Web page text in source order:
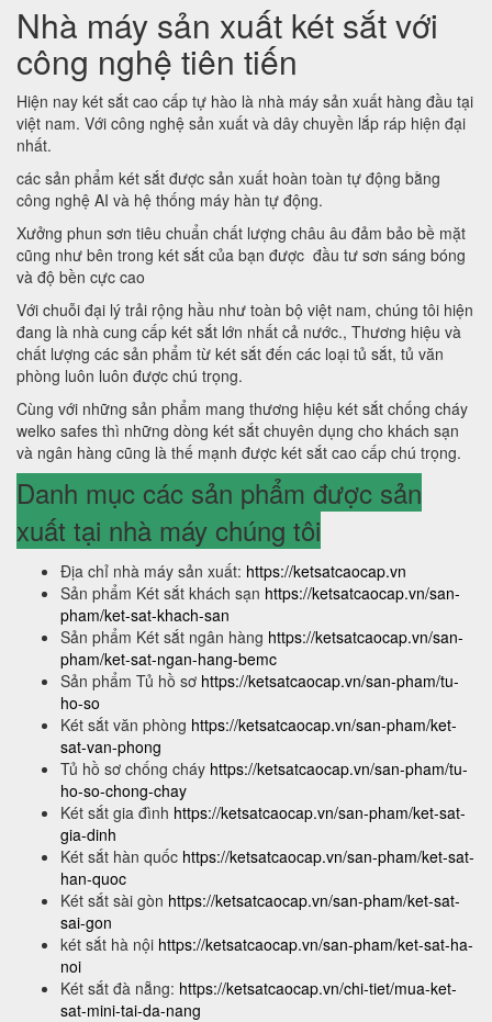
Nhà máy sản xuất két sắt với
công nghệ tiên tiến
Hiện nay két sắt cao cấp tự hào là nhà máy sản xuất hàng đầu tại
việt nam. Với công nghệ sản xuất và dây chuyền lắp ráp hiện đại
nhất.
các sản phẩm két sắt được sản xuất hoàn toàn tự động bằng
công nghệ AI và hệ thống máy hàn tự động.
Xưởng phun sơn tiêu chuẩn chất lượng châu âu đảm bảo bề mặt
cũng như bên trong két sắt của bạn được đầu tư sơn sáng bóng
và độ bền cực cao
Với chuỗi đại lý trải rộng hầu như toàn bộ việt nam, chúng tôi hiện
đang là nhà cung cấp két sắt lớn nhất cả nước., Thương hiệu và
chất lượng các sản phẩm từ két sắt đến các loại tủ sắt, tủ văn
phòng luôn luôn được chú trọng.
Cùng với những sản phẩm mang thương hiệu két sắt chống cháy
welko safes thì những dòng két sắt chuyên dụng cho khách sạn
và ngân hàng cũng là thế mạnh được két sắt cao cấp chú trọng.
Danh mục các sản phẩm được sản
xuất tại nhà máy chúng tôi
Địa chỉ nhà máy sản xuất: https://ketsatcaocap.vn
Sản phẩm Két sắt khách sạn https://ketsatcaocap.vn/san-
pham/ket-sat-khach-san
Sản phẩm Két sắt ngân hàng https://ketsatcaocap.vn/san-
pham/ket-sat-ngan-hang-bemc
Sản phẩm Tủ hồ sơ https://ketsatcaocap.vn/san-pham/tu-
ho-so
Két sắt văn phòng https://ketsatcaocap.vn/san-pham/ket-
sat-van-phong
Tủ hồ sơ chống cháy https://ketsatcaocap.vn/san-pham/tu-
ho-so-chong-chay
Két sắt gia đình https://ketsatcaocap.vn/san-pham/ket-sat-
gia-dinh
Két sắt hàn quốc https://ketsatcaocap.vn/san-pham/ket-sat-
han-quoc
Két sắt sài gòn https://ketsatcaocap.vn/san-pham/ket-sat-
sai-gon
két sắt hà nội https://ketsatcaocap.vn/san-pham/ket-sat-ha-
noi
Két sắt đà nẵng: https://ketsatcaocap.vn/chi-tiet/mua-ket-
sat-mini-tai-da-nang